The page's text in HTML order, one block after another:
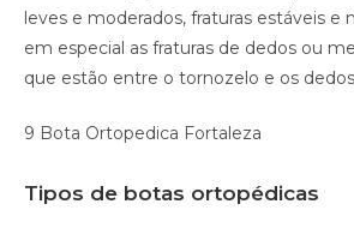
leves e moderados, fraturas estáveis e
em especial as fraturas de dedos ou
que estão entre o tornozelo e os
9 Bota Ortopedica Fortaleza
Tipos de botas ortopédicas